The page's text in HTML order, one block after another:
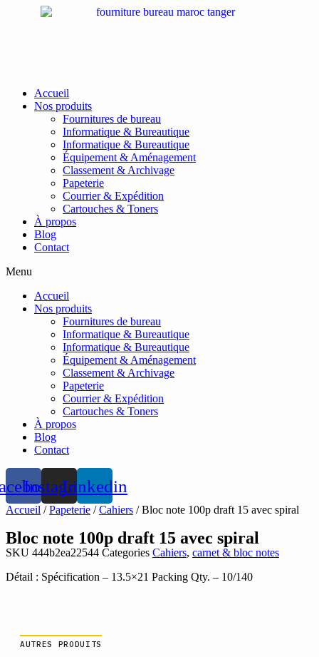
Accueil
Nos produits
Fournitures de bureau
Informatique & Bureautique
Informatique & Bureautique
Équipement & Aménagement
Classement & Archivage
Papeterie
Courrier & Expédition
Cartouches & Toners
À propos
Blog
Contact
Menu
Accueil
Nos produits
Fournitures de bureau
Informatique & Bureautique
Informatique & Bureautique
Équipement & Aménagement
Classement & Archivage
Papeterie
Courrier & Expédition
Cartouches & Toners
À propos
Blog
Contact
InstagramLinkedin
Accueil /Papeterie /Cahiers / Bloc note 100p draft 15 avec spiral
Bloc note 100p draft 15 avec spiral
SKU 444b2ea22544 Categories Cahiers, carnet & bloc notes
Détail : Spécification – 13.5×21 Packing Qty. – 10/140
AUTRES PRODUITS